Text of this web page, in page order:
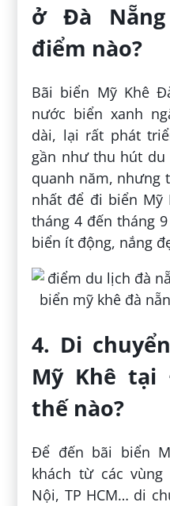
ở Đà
điểm nào?
Bãi biển Mỹ Khê
nước biển xanh
dài, lại rất phát
gần như thu hút du
quanh năm, nhưng
nhất để đi biển Mỹ
tháng 4 đến tháng
biển ít động, nắng
4. Di
Mỹ Khê tại
thế nào?
Để đến bãi biển
khách từ các
Nội, TP HCM… di